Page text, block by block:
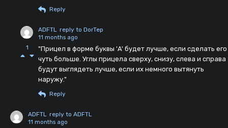
Reply
1
ADFTL reply to DorTep
11 months ago
"Прицел в форме буквы 'A' будет лучше, если сделать его
чуть больше. Углы прицела сверху, снизу, слева и справа
будут выглядеть лучше, если их немного вытянуть
наружу."
Reply
ADFTL reply to ADFTL
11 months ago